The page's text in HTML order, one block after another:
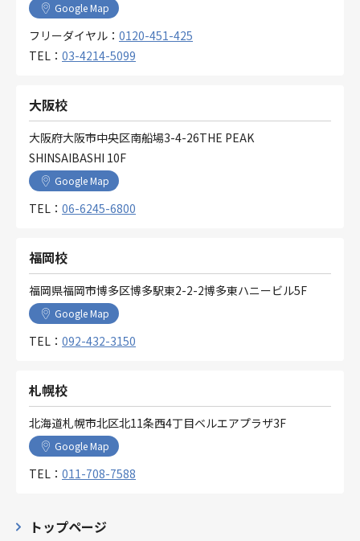
トップページ
Google Map
フリーダイヤル： 0120-451-425
TEL： 03-4214-5099
大阪校
大阪府大阪市中央区南船場3-4-26THE PEAK
SHINSAIBASHI 10F
Google Map
TEL： 06-6245-6800
福岡校
福岡県福岡市博多区博多駅東2-2-2博多東ハニービル5F
Google Map
TEL： 092-432-3150
札幌校
北海道札幌市北区北11条西4丁目ベルエアプラザ3F
Google Map
TEL： 011-708-7588